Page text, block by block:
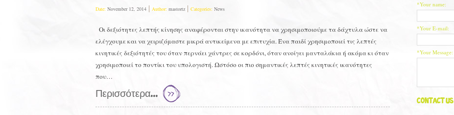
Date: November 12, 2014 Author: mastortz Categories: News
Οι δεξιότητες λεπτής κίνησης αναφέρονται στην ικανότητα να χρησιμοποιούμε τα δάχτυλα ώστε να
ελέγχουμε και να χειριζόμαστε μικρά αντικείμενα με επιτυχία. Ένα παιδί χρησιμοποιεί τις λεπτές
κινητικές δεξιότητές του όταν περνάει χάντρες σε κορδόνι, όταν ανοίγει μανταλάκια ή ακόμα κι όταν
χρησιμοποιεί το ποντίκι του υπολογιστή. Ωστόσο οι πιο σημαντικές λεπτές κινητικές ικανότητες
που…
Περισσότερα...
*Your name:
*Your E-mail:
*Your Message:
Contact Us